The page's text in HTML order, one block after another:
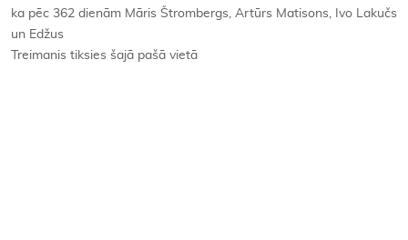
ka pēc 362 dienām Māris Štrombergs, Artūrs Matisons, Ivo Lakučs
un Edžus
Treimanis tiksies šajā pašā vietā